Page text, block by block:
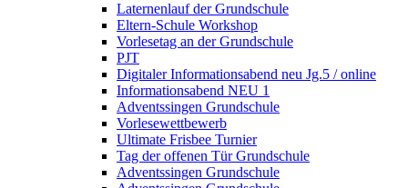
Laternenlauf der Grundschule
Eltern-Schule Workshop
Vorlesetag an der Grundschule
PJT
Digitaler Informationsabend neu Jg.5 / online
Informationsabend NEU 1
Adventssingen Grundschule
Vorlesewettbewerb
Ultimate Frisbee Turnier
Tag der offenen Tür Grundschule
Adventssingen Grundschule